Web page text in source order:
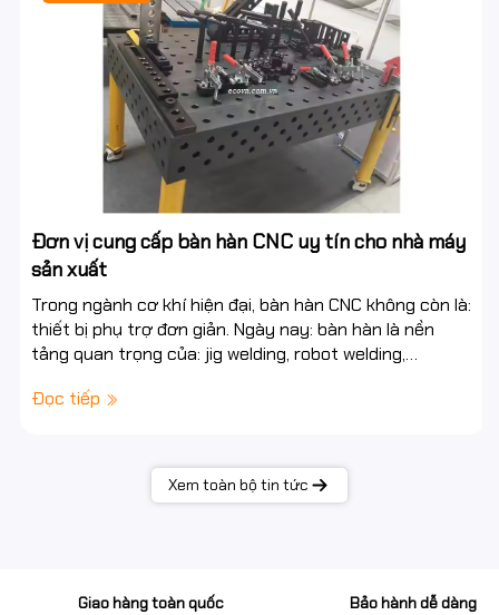
Đơn vị cung cấp bàn hàn CNC uy tín cho nhà máy
sản xuất
Trong ngành cơ khí hiện đại, bàn hàn CNC không còn là:
thiết bị phụ trợ đơn giản. Ngày nay: bàn hàn là nền
tảng quan trọng của: jig welding, robot welding,
Đọc tiếp
Xem toàn bộ tin tức
Giao hàng toàn quốc Bảo hành dễ dàng